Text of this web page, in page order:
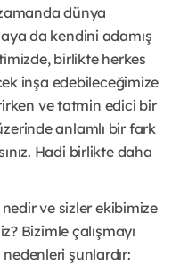
dünya
da kendini adamış
birlikte herkes
inşa edebileceğimize
ve tatmin edici bir
anlamlı bir fark
Hadi birlikte daha
ve sizler ekibimize
Bizimle çalışmayı
nedenleri şunlardır: